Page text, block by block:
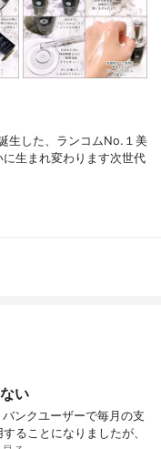
生した、ランコムNo.１美
生まれ変わります次世代
い
ンクユーザーで毎月の支
ることになりましたが、